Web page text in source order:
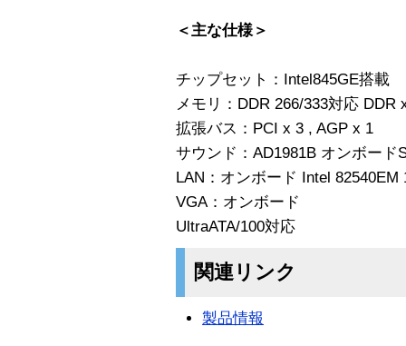
＜主な仕様＞
チップセット：Intel845GE搭
メモリ：DDR 266/333対応 DDR
拡張バス：PCI x 3 , AGP x 1
サウンド：AD1981B オンボード
LAN：オンボード Intel 82540EM
VGA：オンボード
UltraATA/100対応
関連リンク
製品情報